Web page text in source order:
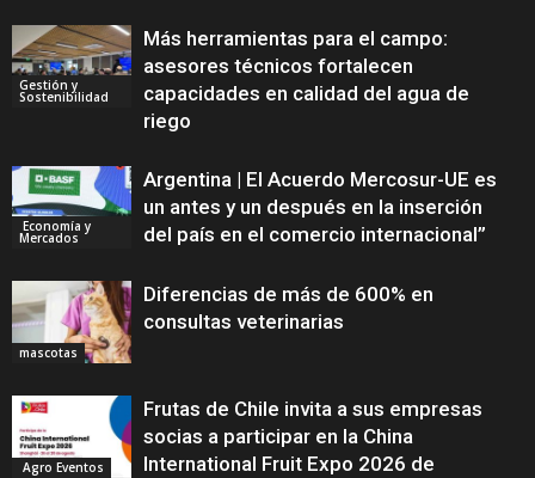
Gestión y
Sostenibilidad
Más herramientas para el campo:
asesores técnicos fortalecen
capacidades en calidad del agua de
riego
Economía y
Mercados
Argentina | El Acuerdo Mercosur-UE es
un antes y un después en la inserción
del país en el comercio internacional”
mascotas
Diferencias de más de 600% en
consultas veterinarias
Agro Eventos
Frutas de Chile invita a sus empresas
socias a participar en la China
International Fruit Expo 2026 de